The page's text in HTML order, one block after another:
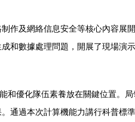
作及網絡信息安全等核心內容
和數據處理問題，開展了現場
和優化隊伍素養放在關鍵位置
通過本次計算機能力講行科普